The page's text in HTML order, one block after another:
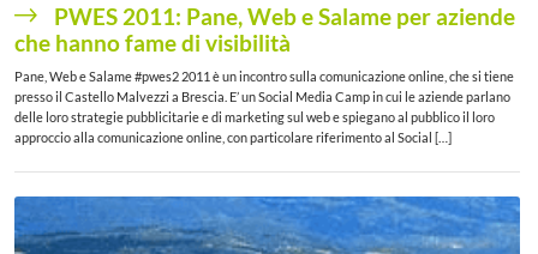
PWES 2011: Pane, Web e Salame per aziende
che hanno fame di visibilità
Pane, Web e Salame #pwes2 2011 è un incontro sulla comunicazione online, che si tiene
presso il Castello Malvezzi a Brescia. E’ un Social Media Camp in cui le aziende parlano
delle loro strategie pubblicitarie e di marketing sul web e spiegano al pubblico il loro
approccio alla comunicazione online, con particolare riferimento al Social […]